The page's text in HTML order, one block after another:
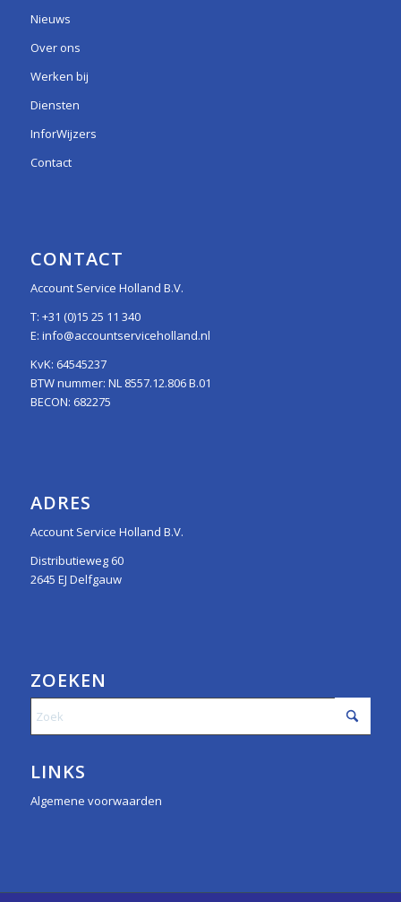
Nieuws
Over ons
Werken bij
Diensten
InforWijzers
Contact
CONTACT
Account Service Holland B.V.
T: +31 (0)15 25 11 340
E: info@accountserviceholland.nl
KvK: 64545237
BTW nummer: NL 8557.12.806 B.01
BECON: 682275
ADRES
Account Service Holland B.V.
Distributieweg 60
2645 EJ Delfgauw
ZOEKEN
LINKS
Algemene voorwaarden